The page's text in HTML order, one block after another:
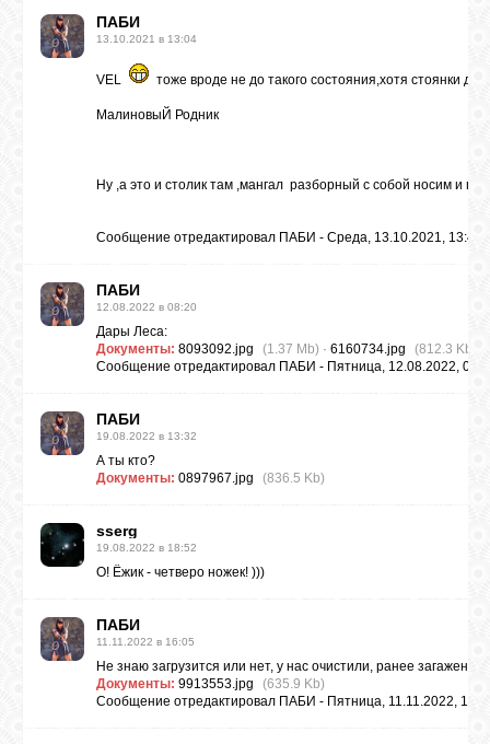
ПAБИ
13.10.2021 в 13:04
VEL тоже вроде не до такого состояния,хотя стоянки
МалиновыЙ Родник
Ну ,а это и столик там ,мангал разборный с собой носим и
Сообщение отредактировал ПAБИ - Среда, 13.10.2021, 13:44
ПAБИ
12.08.2022 в 08:20
Дары Леса:
Документы: 8093092.jpg (1.37 Mb) · 6160734.jpg
(812.3 Kb)
Сообщение отредактировал ПAБИ - Пятница, 12.08.2022,
ПAБИ
19.08.2022 в 13:32
А ты кто?
Документы: 0897967.jpg (836.5 Kb)
sserg
19.08.2022 в 18:52
О! Ёжик - четверо ножек! )))
ПAБИ
11.11.2022 в 16:05
Не знаю загрузится или нет, у нас очистили, ранее
Документы: 9913553.jpg
(635.9 Kb)
Сообщение отредактировал ПAБИ - Пятница, 11.11.2022,